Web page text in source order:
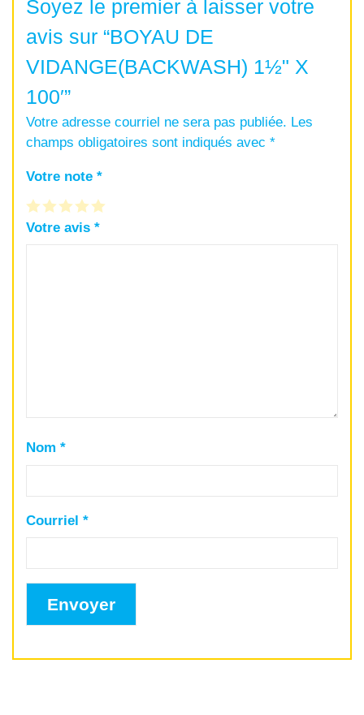
Soyez le premier à laisser votre
avis sur “BOYAU DE
VIDANGE(BACKWASH) 1½" X
100′”
Votre adresse courriel ne sera pas publiée. Les
champs obligatoires sont indiqués avec *
Votre note *
Votre avis *
Nom *
Courriel *